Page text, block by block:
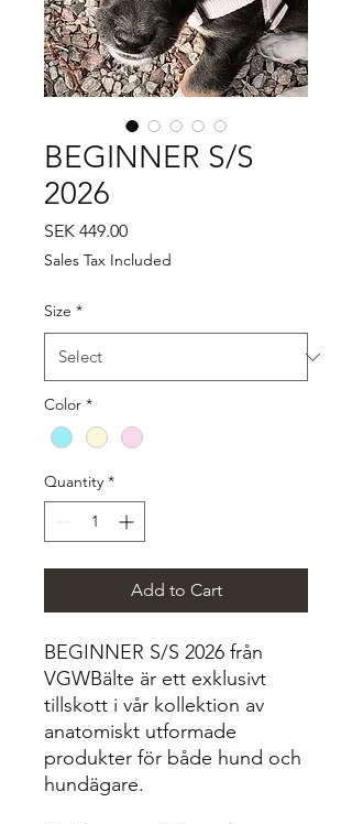
BEGINNER S/S
2026
SEK 449.00Price
Sales Tax Included
Size *
Color *
Quantity *
Add to Cart
BEGINNER S/S 2026 från
VGWBälte är ett exklusivt
tillskott i vår kollektion av
anatomiskt utformade
produkter för både hund och
hundägare.